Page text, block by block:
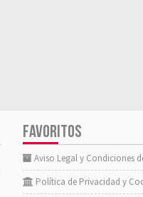
FAVORITOS
Aviso Legal y Condiciones
Política de Privacidad y